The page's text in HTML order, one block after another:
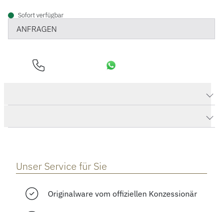
Sofort verfügbar
ANFRAGEN
Unser Service für Sie
Originalware vom offiziellen Konzessionär